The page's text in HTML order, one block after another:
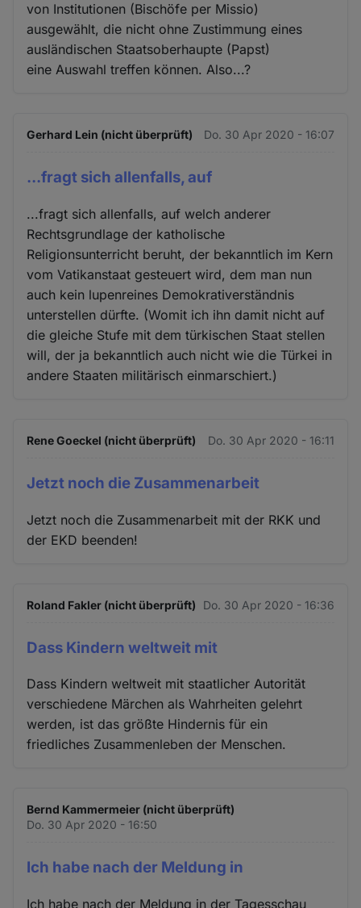
von Institutionen (Bischöfe per Missio)
ausgewählt, die nicht ohne Zustimmung eines
ausländischen Staatsoberhaupte (Papst)
eine Auswahl treffen können. Also...?
Gerhard Lein (nicht überprüft) Do. 30 Apr 2020 - 16:07
...fragt sich allenfalls, auf
...fragt sich allenfalls, auf welch anderer
Rechtsgrundlage der katholische
Religionsunterricht beruht, der bekanntlich im Kern
vom Vatikanstaat gesteuert wird, dem man nun
auch kein lupenreines Demokrativerständnis
unterstellen dürfte. (Womit ich ihn damit nicht auf
die gleiche Stufe mit dem türkischen Staat stellen
will, der ja bekanntlich auch nicht wie die Türkei in
andere Staaten militärisch einmarschiert.)
Rene Goeckel (nicht überprüft) Do. 30 Apr 2020 - 16:11
Jetzt noch die Zusammenarbeit
Jetzt noch die Zusammenarbeit mit der RKK und
der EKD beenden!
Roland Fakler (nicht überprüft) Do. 30 Apr 2020 - 16:36
Dass Kindern weltweit mit
Dass Kindern weltweit mit staatlicher Autorität
verschiedene Märchen als Wahrheiten gelehrt
werden, ist das größte Hindernis für ein
friedliches Zusammenleben der Menschen.
Bernd Kammermeier (nicht überprüft)
Do. 30 Apr 2020 - 16:50
Ich habe nach der Meldung in
Ich habe nach der Meldung in der Tagesschau